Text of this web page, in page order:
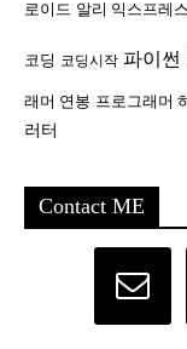
로이드 알리 익스프레스
코딩 코딩시작 파이썬
래머 연봉 프로그래머
러터
Contact ME